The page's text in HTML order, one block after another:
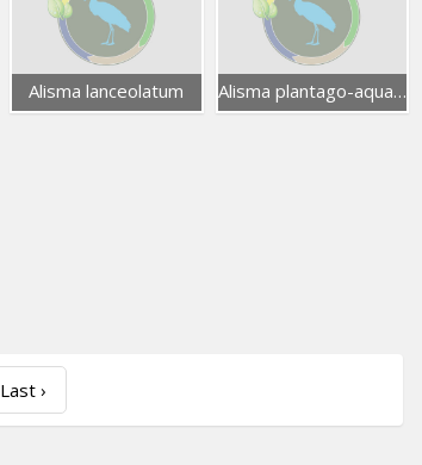
Alisma lanceolatum Alisma plantago-aquatica
Last ›